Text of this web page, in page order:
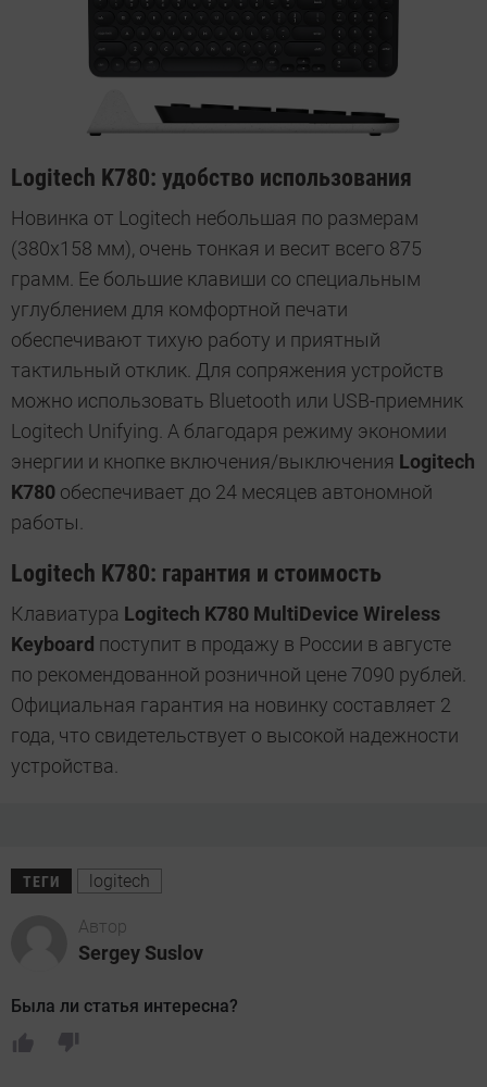
Logitech K780: удобство использования
Новинка от Logitech небольшая по размерам
(380х158 мм), очень тонкая и весит всего 875
грамм. Ее большие клавиши со специальным
углублением для комфортной печати
обеспечивают тихую работу и приятный
тактильный отклик. Для сопряжения устройств
можно использовать Bluetooth или USB-приемник
Logitech Unifying. А благодаря режиму экономии
энергии и кнопке включения/выключения Logitech
K780 обеспечивает до 24 месяцев автономной
работы.
Logitech K780: гарантия и стоимость
Клавиатура Logitech K780 MultiDevice Wireless
Keyboard поступит в продажу в России в августе
по рекомендованной розничной цене 7090 рублей.
Официальная гарантия на новинку составляет 2
года, что свидетельствует о высокой надежности
устройства.
ТЕГИ logitech
Автор
Sergey Suslov
Была ли статья интересна?